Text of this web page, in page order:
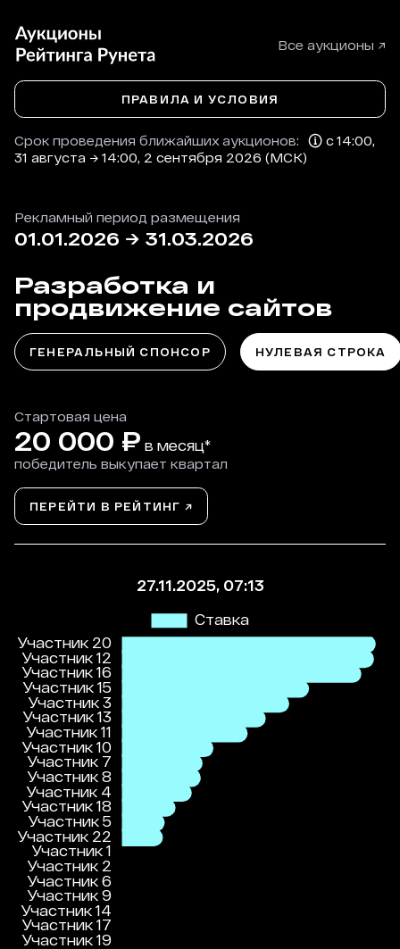
Все аукционы ↗
Срок проведения ближайших аукционов:
с 14:00,
31 августа → 14:00, 2 сентября 2026 (МСК)
ПРАВИЛА И УСЛОВИЯ
Рекламный период размещения
01.01.2026 → 31.03.2026
Разработка и
продвижение сайтов
ГЕНЕРАЛЬНЫЙ СПОНСОР НУЛЕВАЯ СТРОКА
Стартовая цена
20 000 ₽ в месяц*
победитель выкупает квартал
ПЕРЕЙТИ В РЕЙТИНГ ↗